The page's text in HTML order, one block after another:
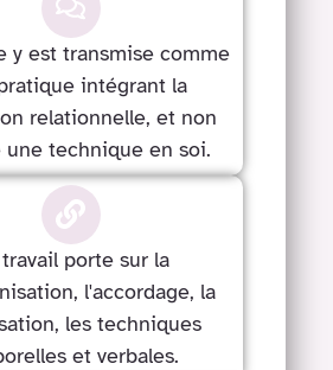
y est transmise comme
intégrant la
relationnelle, et non
une technique en soi.
porte sur la
l'accordage, la
les techniques
et verbales.